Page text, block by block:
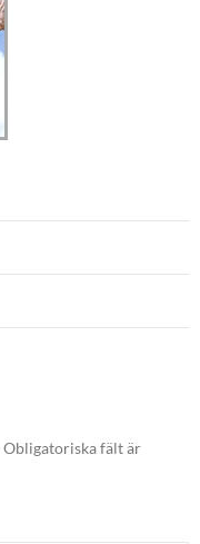
Obligatoriska fält är